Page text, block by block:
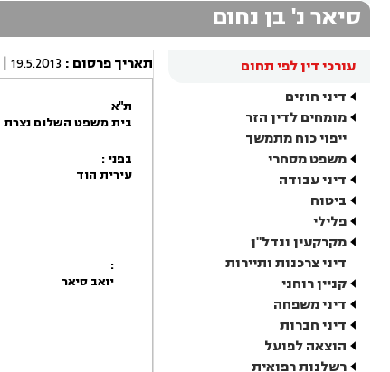
סיאר נ' בן נחום
עורכי דין לפי תחום
דיני חוזים
מומחים לדין הזר
ייפוי כוח מתמשך
משפט מסחרי
דיני עבודה
ביטוח
פלילי
מקרקעין ונדל"ן
דיני צרכנות ותיירות
קניין רוחני
דיני משפחה
דיני חברות
הוצאה לפועל
רשלנות רפואית
תאריך פרסום :
19.5.2013
|
ת"א
בית משפט השלום נצרת
בפני :
עירית הוד
:
יואב סיאר